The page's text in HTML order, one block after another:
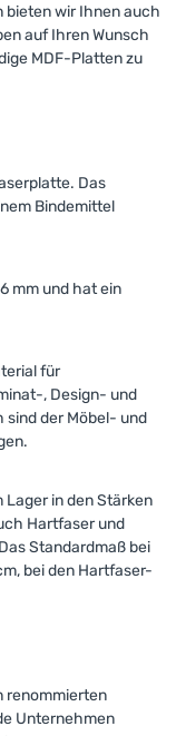
bieten wir Ihnen auch
auf Ihren Wunsch
MDF-Platten zu
Das
Bindemittel
mm und hat ein
für
, Design- und
sind der Möbel- und
Lager in den Stärken
Hartfaser und
Standardmaß bei
bei den Hartfaser-
renommierten
Unternehmen